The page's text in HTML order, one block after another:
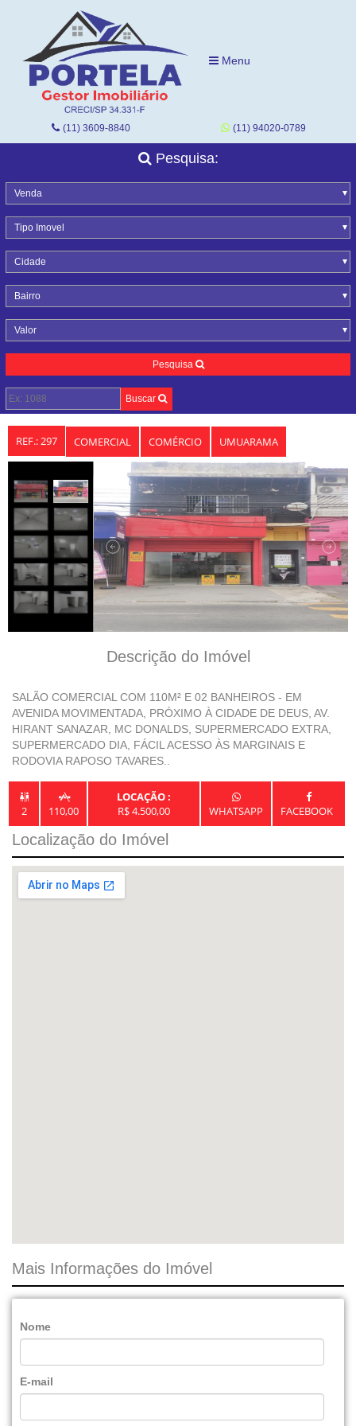
Menu
(11) 3609-8840 (11) 94020-0789
Pesquisa:
Venda
Tipo Imovel
Cidade
Bairro
Valor
Pesquisa
Buscar
REF.: 297 COMERCIAL COMÉRCIO UMUARAMA
Descrição do Imóvel
SALÃO COMERCIAL COM 110M² E 02 BANHEIROS - EM
AVENIDA MOVIMENTADA, PRÓXIMO À CIDADE DE DEUS, AV.
HIRANT SANAZAR, MC DONALDS, SUPERMERCADO EXTRA,
SUPERMERCADO DIA, FÁCIL ACESSO ÀS MARGINAIS E
RODOVIA RAPOSO TAVARES..

2

110,00
LOCAÇÃO :
R$ 4.500,00
WHATSAPP FACEBOOK
Localização do Imóvel
Mais Informações do Imóvel
Nome
E-mail